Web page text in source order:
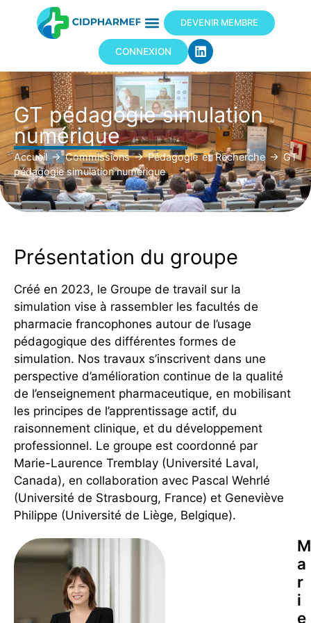
DEVENIR MEMBRE
CONNEXION
GT pédagogie simulation
numérique
Accueil →Commissions→Pédagogie et Recherche →GT
pédagogie simulation numérique
Présentation du groupe
Créé en 2023, le Groupe de travail sur la
simulation vise à rassembler les facultés de
pharmacie francophones autour de l’usage
pédagogique des différentes formes de
simulation. Nos travaux s’inscrivent dans une
perspective d’amélioration continue de la qualité
de l’enseignement pharmaceutique, en mobilisant
les principes de l’apprentissage actif, du
raisonnement clinique, et du développement
professionnel. Le groupe est coordonné par
Marie-Laurence Tremblay (Université Laval,
Canada), en collaboration avec Pascal Wehrlé
(Université de Strasbourg, France) et Geneviève
Philippe (Université de Liège, Belgique).
M
a
r
i
e